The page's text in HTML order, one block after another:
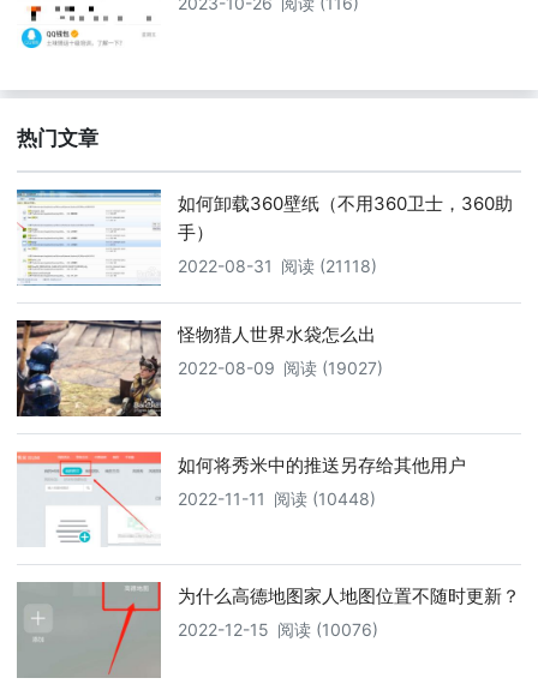
热门文章
如何卸载360壁纸（不用360卫士，360助
手）
2022-08-31 阅读 (21118)
怪物猎人世界水袋怎么出
2022-08-09 阅读 (19027)
如何将秀米中的推送另存给其他用户
2022-11-11 阅读 (10448)
为什么高德地图家人地图位置不随时更新？
2022-12-15 阅读 (10076)